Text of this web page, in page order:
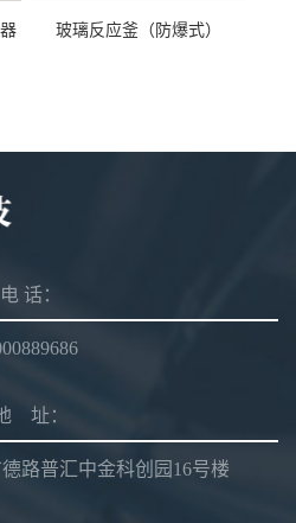
玻璃反应釜（防爆式）
电 话：
址：
路普汇中金科创园16号楼